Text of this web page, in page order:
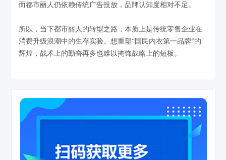
而都市丽人仍依赖传统广告投放，品牌认知度相对不足。
所以，当下都市丽人的转型之路，本质上是传统零售企业在
消费升级浪潮中的生存实验。想重塑“国民内衣第一品牌”的
辉煌，战术上的勤奋再多也难以掩饰战略上的短板。